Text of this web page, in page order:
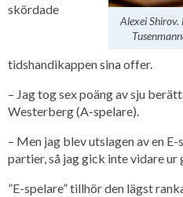
Alexei
skördade
tidshandikappen sina offer.
– Jag tog sex poäng av sju
Westerberg (A-spelare).
– Men jag blev utslagen av en
partier, så jag gick inte vidare ur
”E-spelare” tillhör den lägst